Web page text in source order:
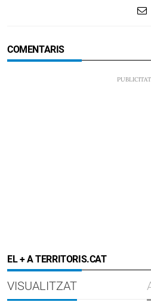
COMENTARIS
EL + A TERRITORIS.CAT
VISUALITZAT